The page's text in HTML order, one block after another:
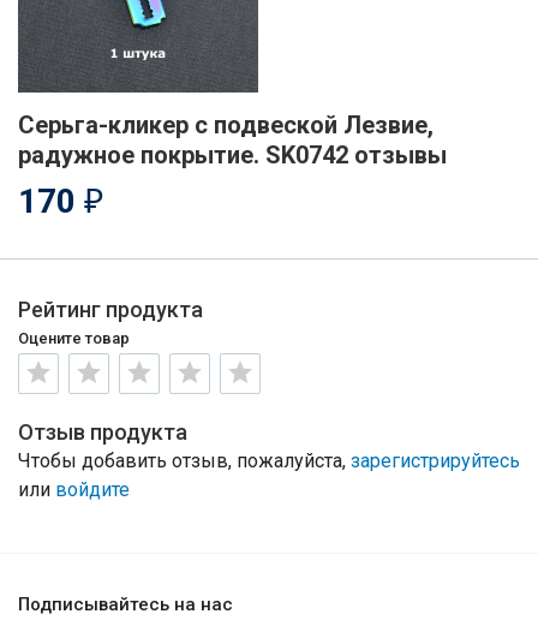
Серьга-кликер с подвеской Лезвие,
радужное покрытие. SK0742 отзывы
170 ₽
Рейтинг продукта
Оцените товар
Отзыв продукта
Чтобы добавить отзыв, пожалуйста, зарегистрируйтесь
или войдите
Подписывайтесь на нас